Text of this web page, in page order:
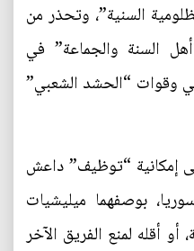
السنية”، وتحذر من
السنة والجماعة” في
وقوات “الحشد الشعبي”
إمكانية “توظيف” داعش
بوصفهما ميليشيات
أقله لمنع الفريق الآخر